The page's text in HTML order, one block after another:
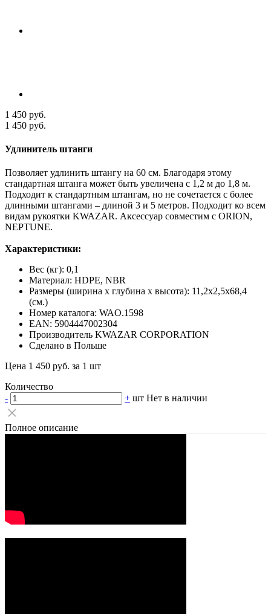
1 450 руб.
1 450 руб.
Удлинитель штанги
Позволяет удлинить штангу на 60 см. Благодаря этому
стандартная штанга может быть увеличена с 1,2 м до 1,8 м.
Подходит к стандартным штангам, но не сочетается с более
длинными штангами – длиной 3 и 5 метров. Подходит ко всем
видам рукоятки KWAZAR. Аксессуар совместим с ORION,
NEPTUNE.
Характеристики:
Вес (кг): 0,1
Материал: HDPE, NBR
Размеры (ширина х глубина х высота): 11,2х2,5х68,4
(см.)
Номер каталога: WAO.1598
EAN: 5904447002304
Производитель KWAZAR CORPORATION
Сделано в Польше
Цена 1 450 руб. за 1 шт
Количество
-
+ шт Нет в наличии
Полное описание